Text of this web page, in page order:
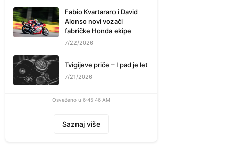
Fabio Kvartararo i David
Alonso novi vozači
fabričke Honda ekipe
7/22/2026
Tvigijeve priče – I pad je let
7/21/2026
Osveženo u 6:45:46 AM
Saznaj više